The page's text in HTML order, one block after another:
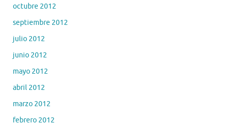
octubre 2012
septiembre 2012
julio 2012
junio 2012
mayo 2012
abril 2012
marzo 2012
febrero 2012